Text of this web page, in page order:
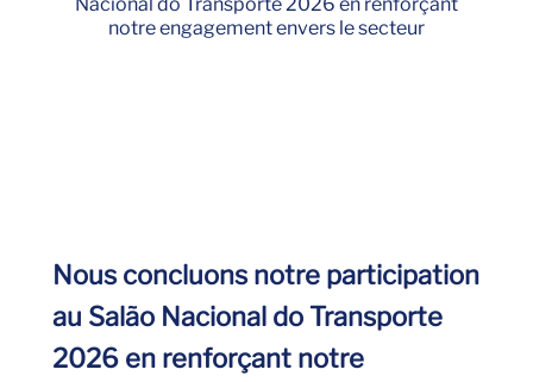
Nous concluons notre participation
au Salão Nacional do Transporte
2026 en renforçant notre